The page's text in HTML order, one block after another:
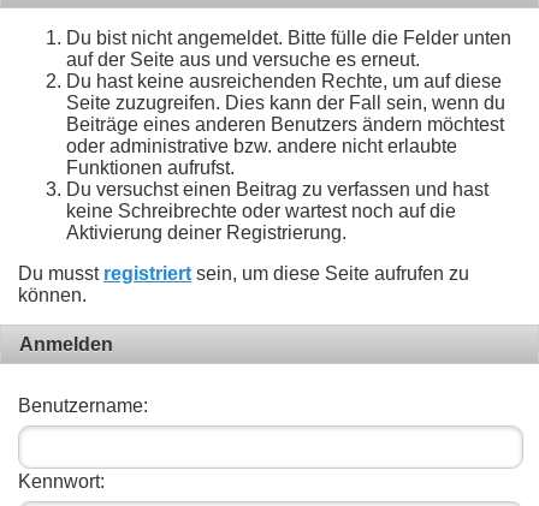
Du bist nicht angemeldet. Bitte fülle die Felder unten
auf der Seite aus und versuche es erneut.
Du hast keine ausreichenden Rechte, um auf diese
Seite zuzugreifen. Dies kann der Fall sein, wenn du
Beiträge eines anderen Benutzers ändern möchtest
oder administrative bzw. andere nicht erlaubte
Funktionen aufrufst.
Du versuchst einen Beitrag zu verfassen und hast
keine Schreibrechte oder wartest noch auf die
Aktivierung deiner Registrierung.
Du musst registriert sein, um diese Seite aufrufen zu
können.
Anmelden
Benutzername:
Kennwort: